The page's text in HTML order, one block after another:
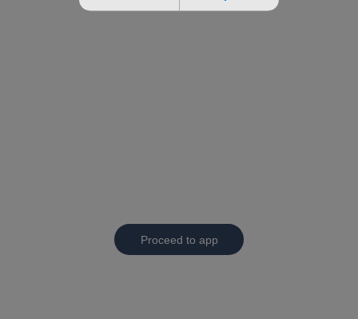
Proceed to app